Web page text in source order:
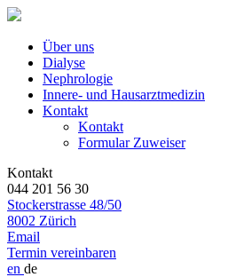
Über uns
Dialyse
Nephrologie
Innere- und Hausarztmedizin
Kontakt
Kontakt
Formular Zuweiser
Kontakt
044 201 56 30
Stockerstrasse 48/50
8002 Zürich
Email
Termin vereinbaren
en de